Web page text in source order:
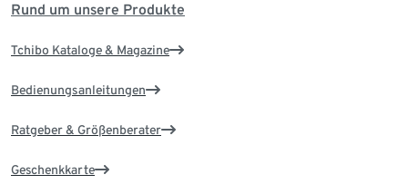
Rund um unsere Produkte
Tchibo Kataloge & Magazine
Bedienungsanleitungen
Ratgeber & Größenberater
Geschenkkarte